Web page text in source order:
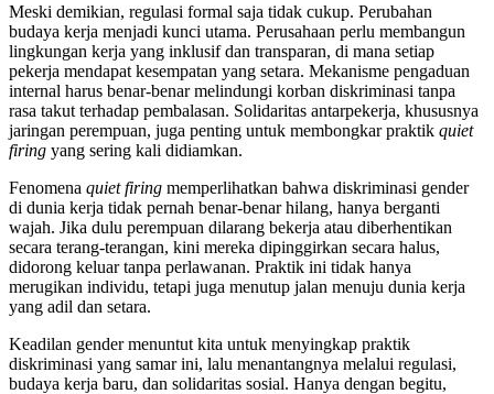
Meski demikian, regulasi formal saja tidak cukup. Perubahan
budaya kerja menjadi kunci utama. Perusahaan perlu membangun
lingkungan kerja yang inklusif dan transparan, di mana setiap
pekerja mendapat kesempatan yang setara. Mekanisme pengaduan
internal harus benar-benar melindungi korban diskriminasi tanpa
rasa takut terhadap pembalasan. Solidaritas antarpekerja, khususnya
jaringan perempuan, juga penting untuk membongkar praktik quiet
firing yang sering kali didiamkan.
Fenomena quiet firing memperlihatkan bahwa diskriminasi gender
di dunia kerja tidak pernah benar-benar hilang, hanya berganti
wajah. Jika dulu perempuan dilarang bekerja atau diberhentikan
secara terang-terangan, kini mereka dipinggirkan secara halus,
didorong keluar tanpa perlawanan. Praktik ini tidak hanya
merugikan individu, tetapi juga menutup jalan menuju dunia kerja
yang adil dan setara.
Keadilan gender menuntut kita untuk menyingkap praktik
diskriminasi yang samar ini, lalu menantangnya melalui regulasi,
budaya kerja baru, dan solidaritas sosial. Hanya dengan begitu,